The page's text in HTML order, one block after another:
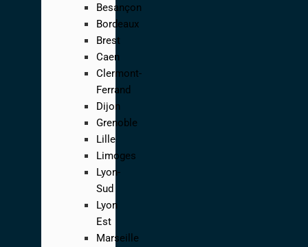
Besançon
Bordeaux
Brest
Caen
Clermont-
Ferrand
Dijon
Grenoble
Lille
Limoges
Lyon-
Sud
Lyon
Est
Marseille